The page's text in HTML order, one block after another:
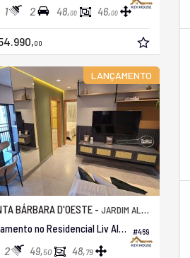
1 2 48,00 46,00
00
LANÇAMENTO
#469
BÁRBARA D'OESTE - JARDIM ALPHACENTER
Apartamento no Residencial Liv Alpha - Livon
2 49,50 48,79